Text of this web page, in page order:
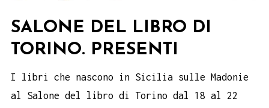
SALONE DEL LIBRO DI
TORINO. PRESENTI
I libri che nascono in Sicilia sulle Madonie
al Salone del libro di Torino dal 18 al 22